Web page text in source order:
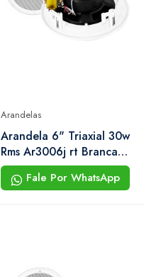
Arandelas
Arandela 6" Triaxial 30w
Rms Ar3006j rt Branca
Hayonik
Fale Por WhatsApp